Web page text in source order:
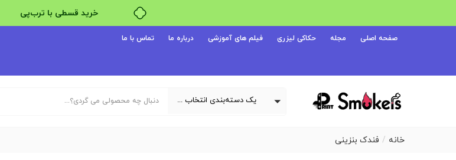
۴ قسط، بدون کارمزد
خرید قسطی با ترب‌پی
صفحه اصلی مجله حکاکی لیزری فیلم های آموزشی درباره ما تماس با ما
یک دسته‌بندی انتخاب کنید
خانه فندک بنزینی